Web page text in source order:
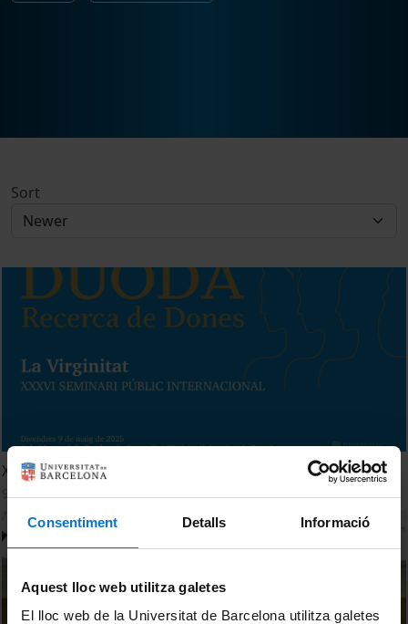
Consentiment Detalls Informació
Aquest lloc web utilitza galetes
El lloc web de la Universitat de Barcelona utilitza galetes
Sort
XXXVI Seminari Públic Internacional DUODA. La Virginitat
9 May, 2025